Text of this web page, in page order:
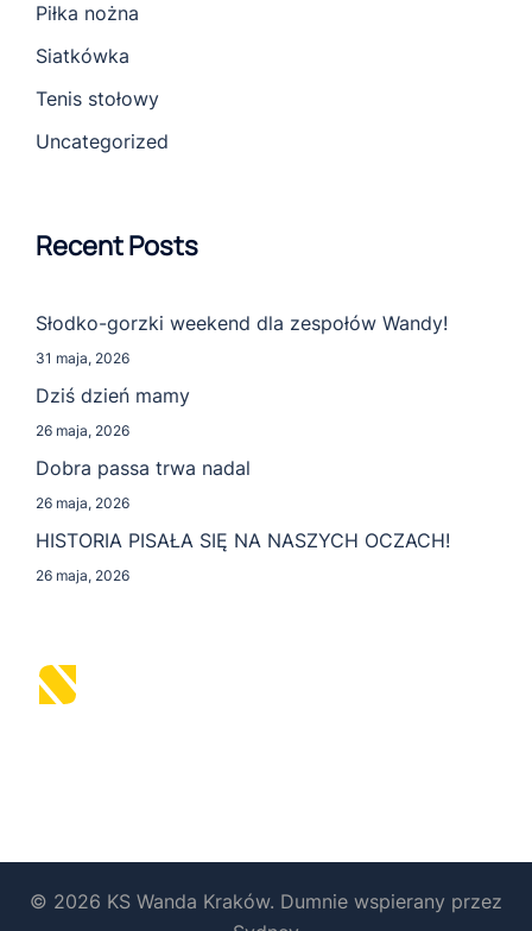
Piłka nożna
Siatkówka
Tenis stołowy
Uncategorized
Recent Posts
Słodko-gorzki weekend dla zespołów Wandy!
31 maja, 2026
Dziś dzień mamy
26 maja, 2026
Dobra passa trwa nadal
26 maja, 2026
HISTORIA PISAŁA SIĘ NA NASZYCH OCZACH!
26 maja, 2026
© 2026 KS Wanda Kraków. Dumnie wspierany przez